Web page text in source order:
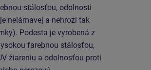
stálosťou, odolnosti
nelámavej a nehrozí tak
Podesta je vyrobená z
farebnou stálosťou,
žiareniu a odolnosťou proti